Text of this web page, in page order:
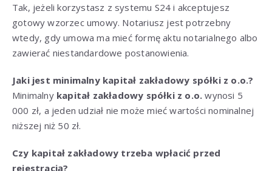
Tak, jeżeli korzystasz z systemu S24 i akceptujesz
gotowy wzorzec umowy. Notariusz jest potrzebny
wtedy, gdy umowa ma mieć formę aktu notarialnego albo
zawierać niestandardowe postanowienia.
Jaki jest minimalny kapitał zakładowy spółki z o.o.?
Minimalny kapitał zakładowy spółki z o.o. wynosi 5
000 zł, a jeden udział nie może mieć wartości nominalnej
niższej niż 50 zł.
Czy kapitał zakładowy trzeba wpłacić przed
rejestracją?